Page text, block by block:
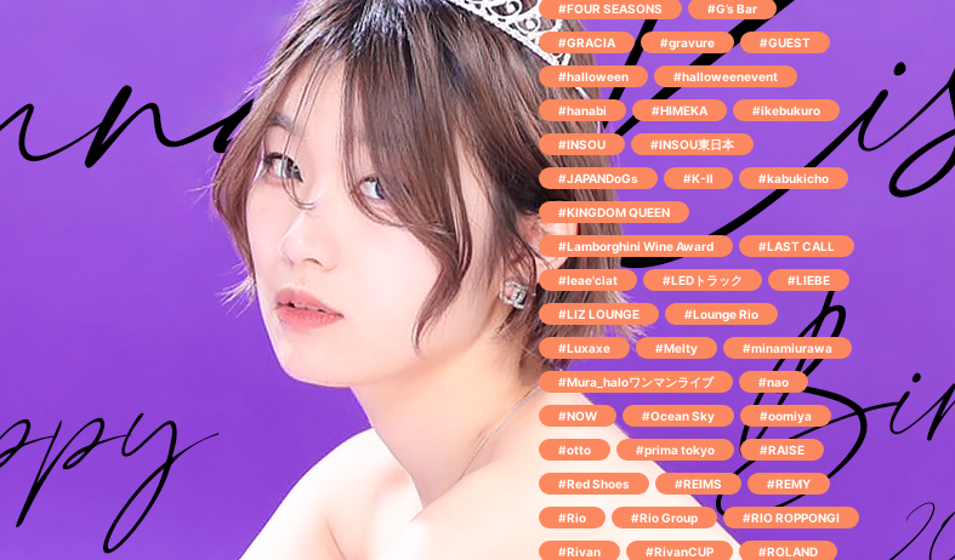
#FOUR SEASONS #G’s Bar
#GRACIA #gravure #GUEST
#halloween #halloweenevent
#hanabi #HIMEKA #ikebukuro
#INSOU #INSOU東日本
#JAPANDoGs #K-Ⅱ #kabukicho
#KINGDOM QUEEN
#Lamborghini Wine Award #LAST CALL
#leae'clat #LEDトラック #LIEBE
#LIZ LOUNGE #Lounge Rio
#Luxaxe #Melty #minamiurawa
#Mura_haloワンマンライブ #nao
#NOW #Ocean Sky #oomiya
#otto #prima tokyo #RAISE
#Red Shoes #REIMS #REMY
#Rio #Rio Group #RIO ROPPONGI
#Rivan #RivanCUP #ROLAND